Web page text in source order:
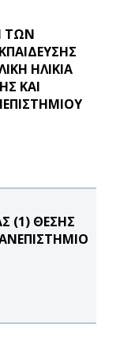
ΤΩΝ
ΗΛΙΚΙΑ
ΚΑΙ
(1) ΘΕΣΗΣ